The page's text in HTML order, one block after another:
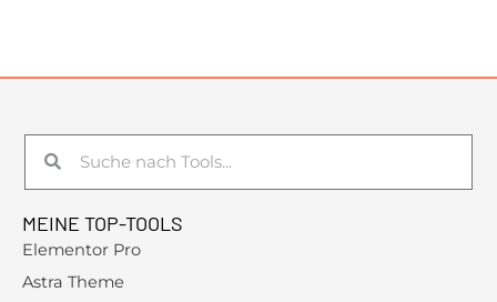
MEINE TOP-TOOLS
Elementor Pro
Astra Theme